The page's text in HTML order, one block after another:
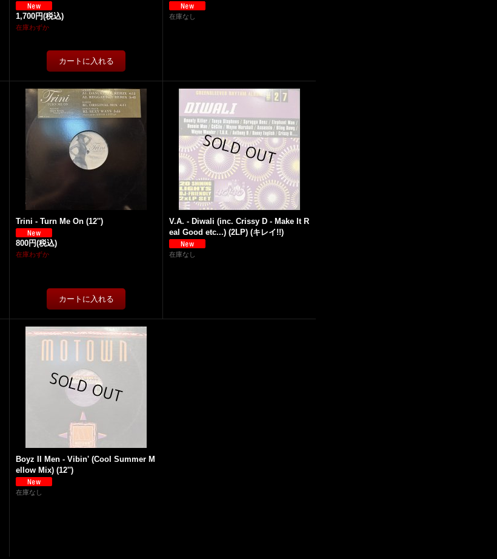
1,700円(税込)
在庫わずか
在庫なし
Trini - Turn Me On (12'')
800円(税込)
在庫わずか
V.A. - Diwali (inc. Crissy D - Make It R
eal Good etc...) (2LP) (キレイ!!)
在庫なし
Boyz II Men - Vibin' (Cool Summer M
ellow Mix) (12'')
在庫なし